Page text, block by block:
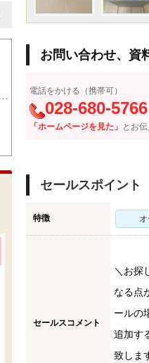
お問い合わせ、資
電話をかける（携帯可）
028-680-5766
「ホームページを見た」 とお
セールスポイント
特徴
セールスコメント
＼お探
なる点
ールの
追加す
致しま